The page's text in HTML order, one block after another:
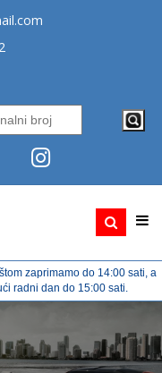
zaprimamo do 14:00 sati, a
radni dan do 15:00 sati.